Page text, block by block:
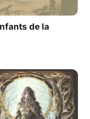
de la